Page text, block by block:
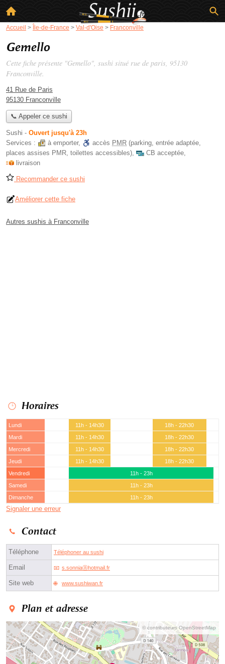
Accueil > Île-de-France > Val-d'Oise > Franconville
Gemello
Cette fiche présente "Gemello", sushi situé rue de paris, 95130
Franconville.
41 Rue de Paris
95130 Franconville
📞 Appeler ce sushi
Sushi - Ouvert jusqu'à 23h
Services :
à emporter, accès PMR (parking, entrée adaptée,
places assises PMR, toilettes accessibles), CB acceptée,
livraison
Recommander ce sushi
Améliorer cette fiche
Autres sushis à Franconville
Horaires
Lundi 11h - 14h30
18h - 22h30
Mardi
11h - 14h30
18h - 22h30
Mercredi
11h - 14h30
18h - 22h30
Jeudi
11h - 14h30
18h - 22h30
Vendredi
11h - 23h
Samedi
11h - 23h
Dimanche
11h - 23h
Signaler une erreur
Contact
Téléphone Téléphoner au sushi
Email s.sonniaⓐhotmail.fr
Site web www.sushiwan.fr
Plan et adresse
© contributeurs OpenStreetMap